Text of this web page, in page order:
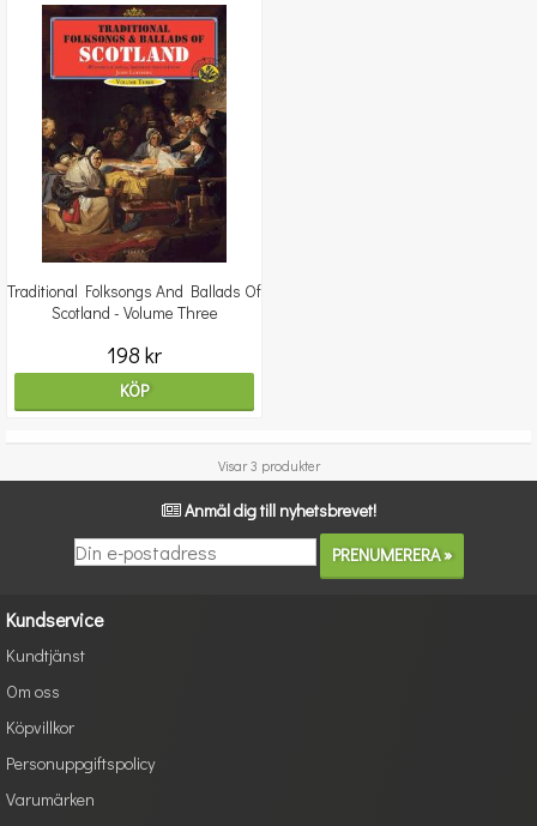
Traditional Folksongs And Ballads Of
Scotland - Volume Three
198 kr
KÖP
Visar 3 produkter
Anmäl dig till nyhetsbrevet!
Kundservice
Kundtjänst
Om oss
Köpvillkor
Personuppgiftspolicy
Varumärken